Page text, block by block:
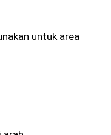
untuk area